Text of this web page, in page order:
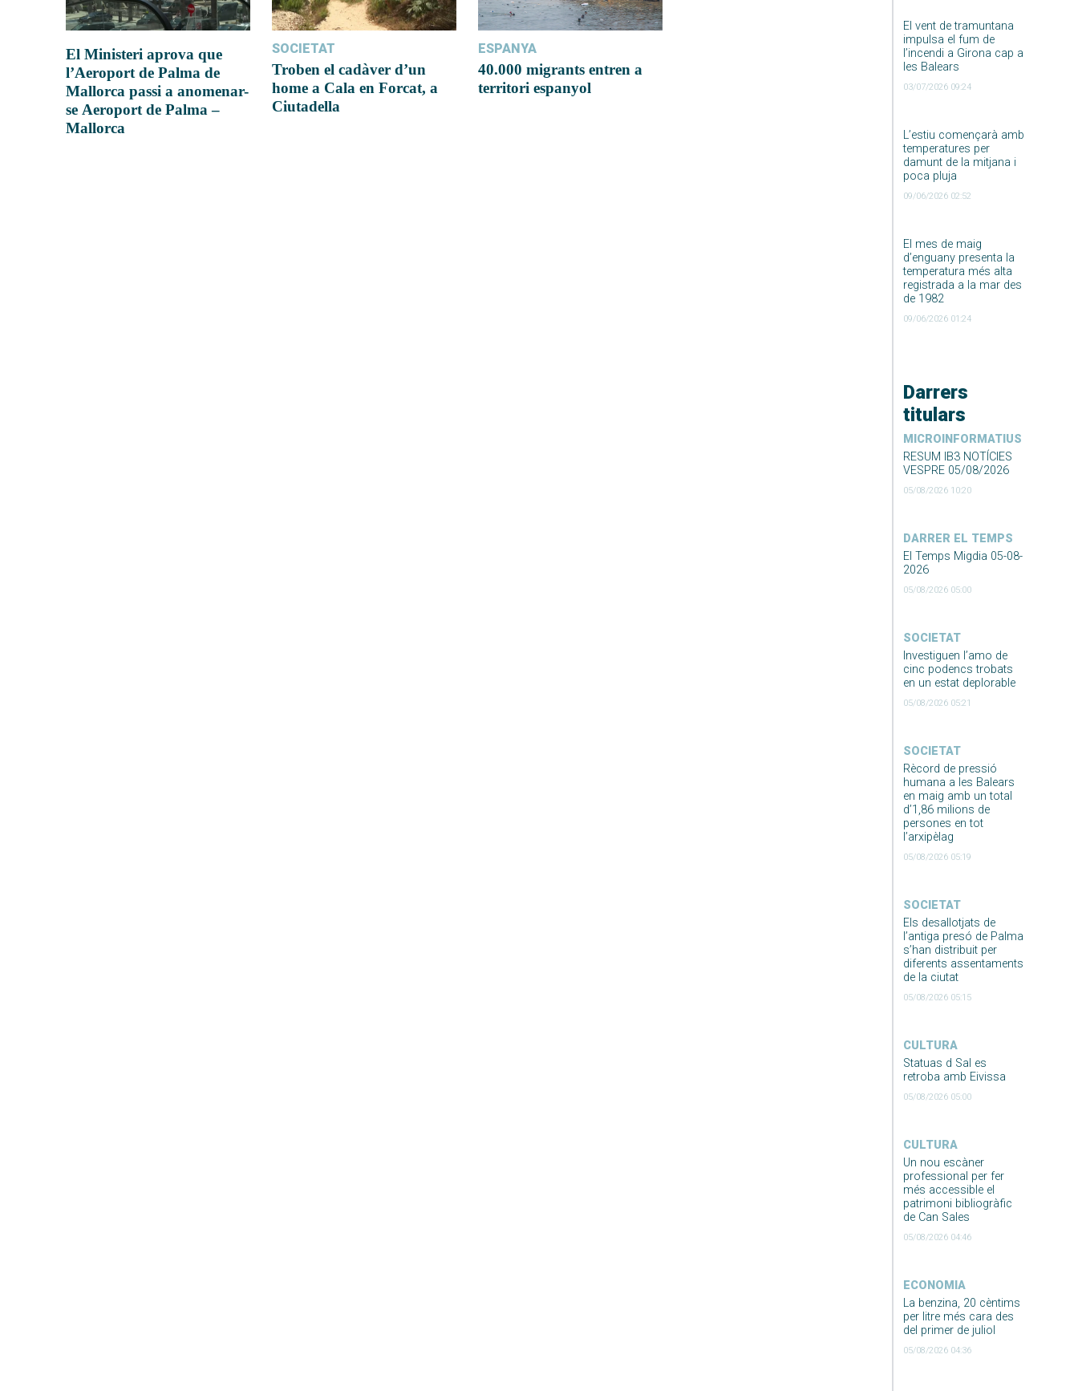
El vent de tramuntana
impulsa el fum de
l’incendi a Girona cap a
les Balears
03/07/2026 09:24
L’estiu començarà amb
temperatures per
damunt de la mitjana i
poca pluja
09/06/2026 02:52
El mes de maig
d’enguany presenta la
temperatura més alta
registrada a la mar des
de 1982
09/06/2026 01:24
Darrers
titulars
MICROINFORMATIUS
RESUM IB3 NOTÍCIES
VESPRE 05/08/2026
05/08/2026 10:20
DARRER EL TEMPS
El Temps Migdia 05-08-
2026
05/08/2026 05:00
SOCIETAT
Investiguen l’amo de
cinc podencs trobats
en un estat deplorable
05/08/2026 05:21
SOCIETAT
Rècord de pressió
humana a les Balears
en maig amb un total
d’1,86 milions de
persones en tot
l’arxipèlag
05/08/2026 05:19
SOCIETAT
Els desallotjats de
l’antiga presó de Palma
s’han distribuit per
diferents assentaments
de la ciutat
05/08/2026 05:15
CULTURA
Statuas d Sal es
retroba amb Eivissa
05/08/2026 05:00
CULTURA
Un nou escàner
professional per fer
més accessible el
patrimoni bibliogràfic
de Can Sales
05/08/2026 04:46
ECONOMIA
La benzina, 20 cèntims
per litre més cara des
del primer de juliol
05/08/2026 04:36
El Ministeri aprova que
l’Aeroport de Palma de
Mallorca passi a anomenar-
se Aeroport de Palma –
Mallorca
SOCIETAT
Troben el cadàver d’un
home a Cala en Forcat, a
Ciutadella
ESPANYA
40.000 migrants entren a
territori espanyol